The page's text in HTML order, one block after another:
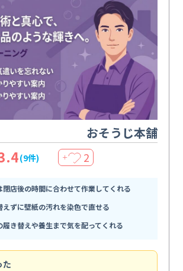
おそうじ本舗
(9件) ＋ 2
閉店後の時間に合わせて作業してくれる
えずに壁紙の汚れを染色で直せる
履き替えや養生まで気を配ってくれる
た